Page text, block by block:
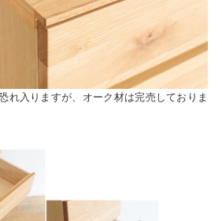
れ入りますが、オーク材は完売しておりま